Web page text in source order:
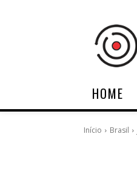
HOME
Início Brasil